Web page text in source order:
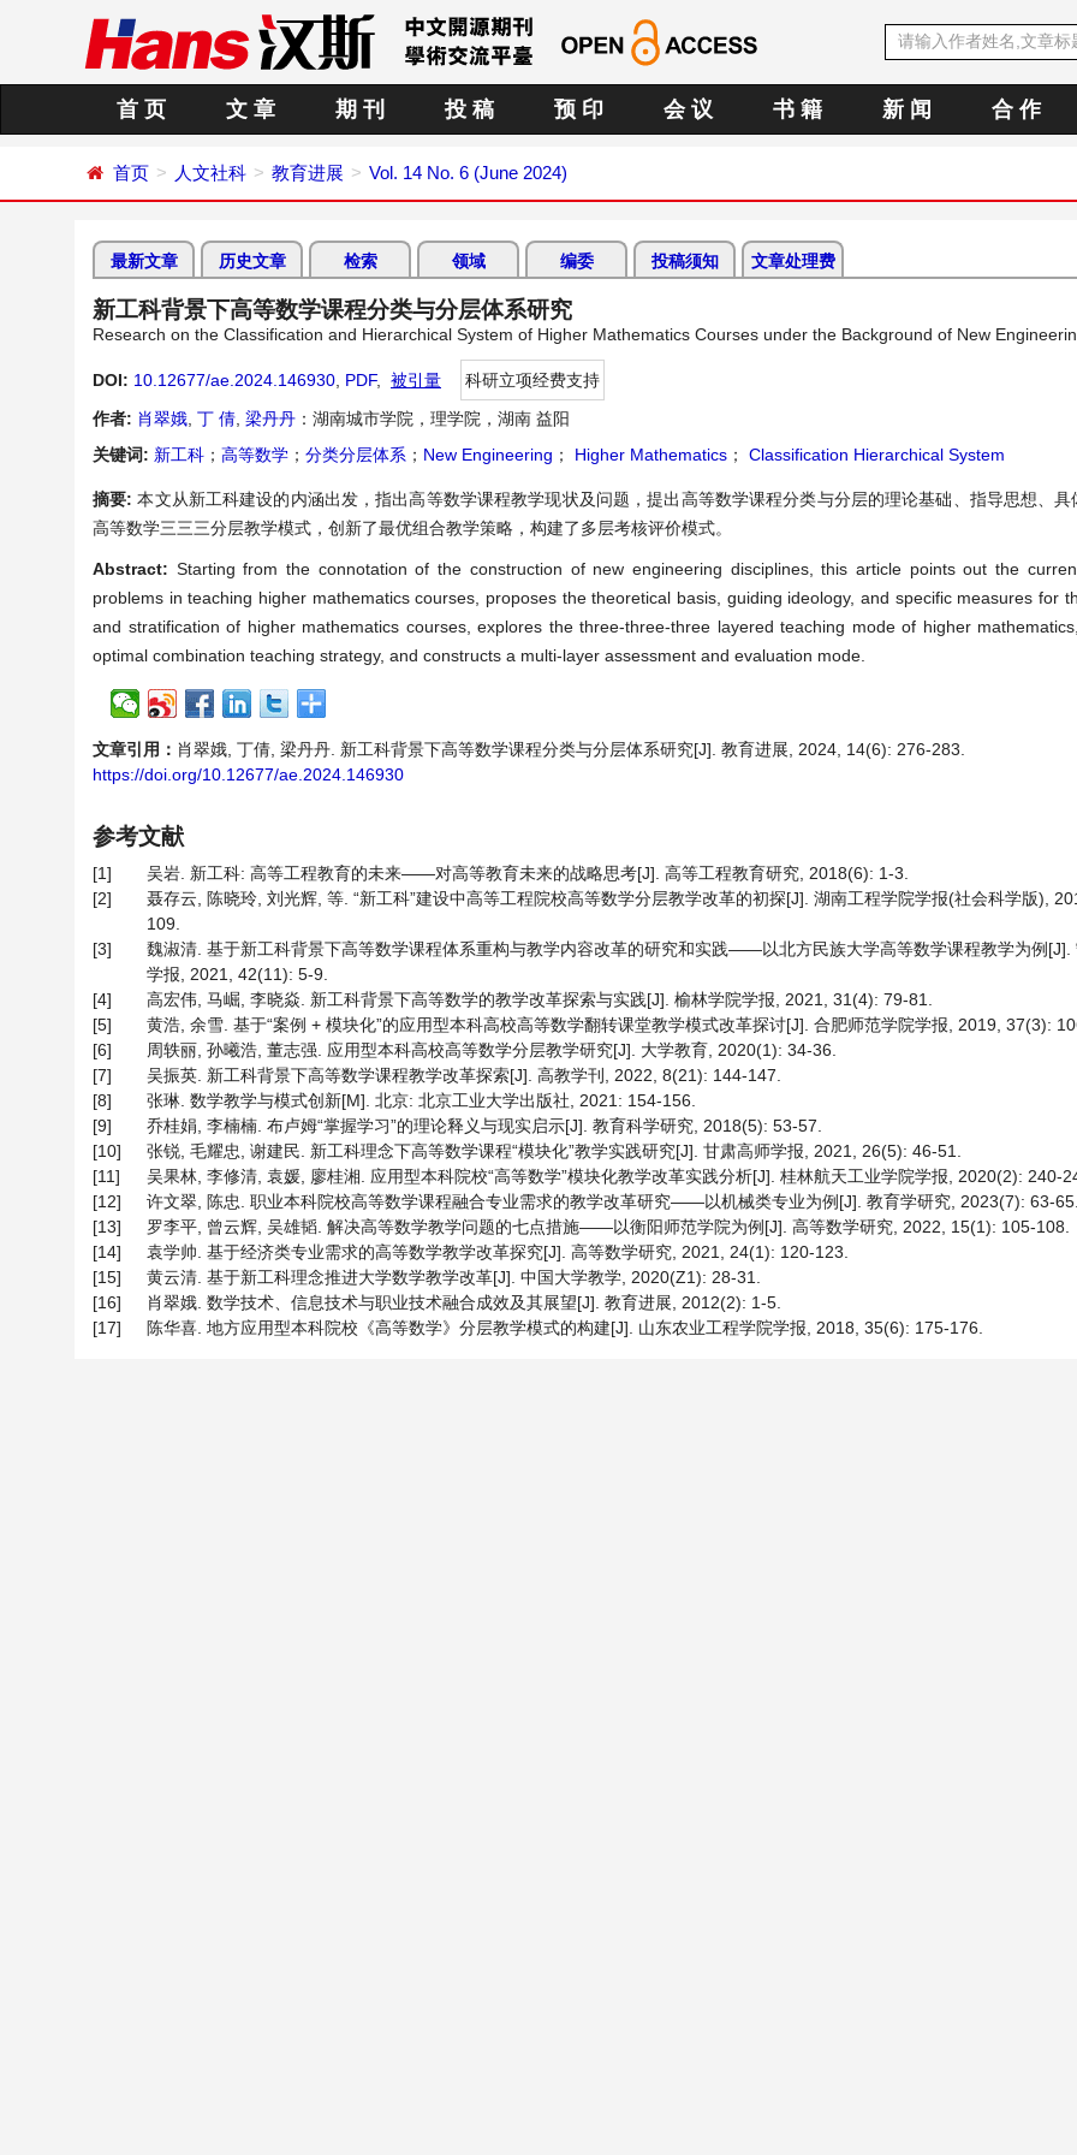
首 页 文 章 期 刊 投 稿 预 印 会 议 书 籍 新 闻 合 作
首页 人文社科 教育进展 Vol. 14 No. 6 (June 2024)
最新文章 历史文章 检索 领域 编委 投稿须知 文章处理费
新工科背景下高等数学课程分类与分层体系研究
Research on the Classification and Hierarchical System of Higher Mathematics Courses under the Background of New
DOI: 10.12677/ae.2024.146930 PDF, 被引量
科研立项经费支持
作者: 肖翠娥 丁 倩 梁丹丹 ：湖南城市学院，理学院，湖南 益阳
关键词: 新工科 ； 高等数学 ； 分类分层体系 ； New Engineering ； Higher Mathematics ； Classification Hierarchical System
摘要:本文从新工科建设的内涵出发，指出高等数学课程教学现状及问题，提出高等数学课程分类与分层的理论基础、指导思想、
高等数学三三三分层教学模式，创新了最优组合教学策略，构建了多层考核评价模式。
Abstract: Starting from the connotation of the construction of new engineering disciplines, this article points out the
problems in teaching higher mathematics courses, proposes the theoretical basis, guiding ideology, and specific measures for
and stratification of higher mathematics courses, explores the three-three-three layered teaching mode of higher
optimal combination teaching strategy, and constructs a multi-layer assessment and evaluation mode.
文章引用： 肖翠娥, 丁倩, 梁丹丹. 新工科背景下高等数学课程分类与分层体系研究[J]. 教育进展, 2024, 14(6): 276-283.
https://doi.org/10.12677/ae.2024.146930
参考文献
[1]
吴岩. 新工科: 高等工程教育的未来——对高等教育未来的战略思考[J]. 高等工程教育研究, 2018(6): 1-3.
[2]
聂存云, 陈晓玲, 刘光辉, 等. “新工科”建设中高等工程院校高等数学分层教学改革的初探[J]. 湖南工程学院学报(社会科学版),
109.
[3]
魏淑清. 基于新工科背景下高等数学课程体系重构与教学内容改革的研究和实践——以北方民族大学高等数学课程教学为例[J].
学报, 2021, 42(11): 5-9.
[4]
高宏伟, 马崛, 李晓焱. 新工科背景下高等数学的教学改革探索与实践[J]. 榆林学院学报, 2021, 31(4): 79-81.
[5]
黄浩, 余雪. 基于“案例 + 模块化”的应用型本科高校高等数学翻转课堂教学模式改革探讨[J]. 合肥师范学院学报, 2019, 37(3):
[6]
周轶丽, 孙曦浩, 董志强. 应用型本科高校高等数学分层教学研究[J]. 大学教育, 2020(1): 34-36.
[7]
吴振英. 新工科背景下高等数学课程教学改革探索[J]. 高教学刊, 2022, 8(21): 144-147.
[8]
张琳. 数学教学与模式创新[M]. 北京: 北京工业大学出版社, 2021: 154-156.
[9]
乔桂娟, 李楠楠. 布卢姆“掌握学习”的理论释义与现实启示[J]. 教育科学研究, 2018(5): 53-57.
[10]
张锐, 毛耀忠, 谢建民. 新工科理念下高等数学课程“模块化”教学实践研究[J]. 甘肃高师学报, 2021, 26(5): 46-51.
[11]
吴果林, 李修清, 袁媛, 廖桂湘. 应用型本科院校“高等数学”模块化教学改革实践分析[J]. 桂林航天工业学院学报, 2020(2): 240-
[12]
许文翠, 陈忠. 职业本科院校高等数学课程融合专业需求的教学改革研究——以机械类专业为例[J]. 教育学研究, 2023(7): 63-
[13]
罗李平, 曾云辉, 吴雄韬. 解决高等数学教学问题的七点措施——以衡阳师范学院为例[J]. 高等数学研究, 2022, 15(1): 105-108.
[14]
袁学帅. 基于经济类专业需求的高等数学教学改革探究[J]. 高等数学研究, 2021, 24(1): 120-123.
[15]
黄云清. 基于新工科理念推进大学数学教学改革[J]. 中国大学教学, 2020(Z1): 28-31.
[16]
肖翠娥. 数学技术、信息技术与职业技术融合成效及其展望[J]. 教育进展, 2012(2): 1-5.
[17]
陈华喜. 地方应用型本科院校《高等数学》分层教学模式的构建[J]. 山东农业工程学院学报, 2018, 35(6): 175-176.